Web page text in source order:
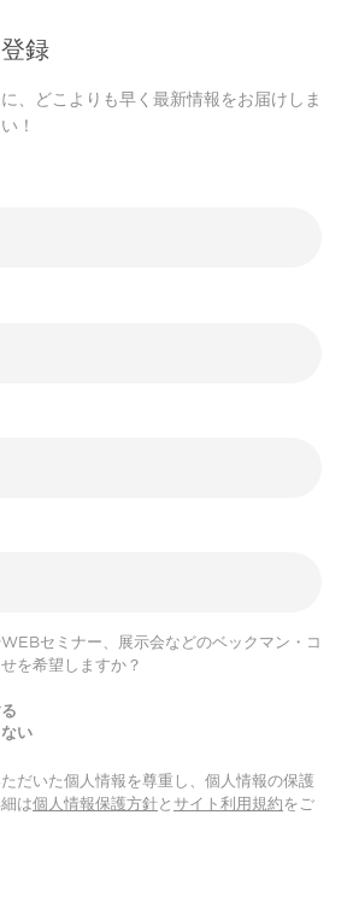
録
、どこよりも早く最新情報をお届けしま
！
セミナー、展示会などのベックマン・コ
を希望しますか？
い
だいた個人情報を尊重し、個人情報の保護
は個人情報保護方針と サイト利用規約をご